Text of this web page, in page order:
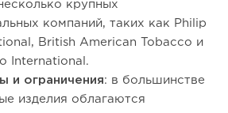
крупных
компаний, таких как Philip
British American Tobacco и
International.
и ограничения: в большинстве
изделия облагаются